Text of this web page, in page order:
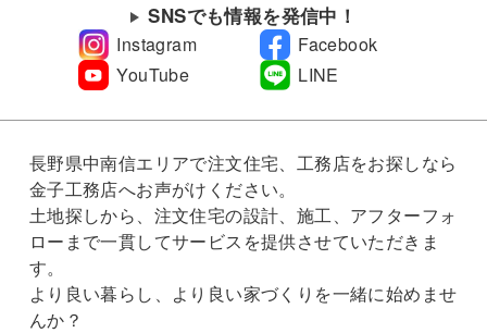
SNSでも情報を発信中！
Instagram
Facebook
YouTube
LINE
長野県中南信エリアで注文住宅、工務店をお探しなら
金子工務店へお声がけください。
土地探しから、注文住宅の設計、施工、アフターフォ
ローまで一貫してサービスを提供させていただきま
す。
より良い暮らし、より良い家づくりを一緒に始めませ
んか？